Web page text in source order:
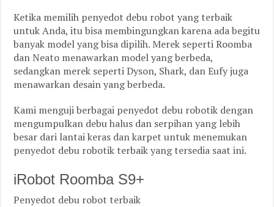
Ketika memilih penyedot debu robot yang terbaik
untuk Anda, itu bisa membingungkan karena ada begitu
banyak model yang bisa dipilih. Merek seperti Roomba
dan Neato menawarkan model yang berbeda,
sedangkan merek seperti Dyson, Shark, dan Eufy juga
menawarkan desain yang berbeda.
Kami menguji berbagai penyedot debu robotik dengan
mengumpulkan debu halus dan serpihan yang lebih
besar dari lantai keras dan karpet untuk menemukan
penyedot debu robotik terbaik yang tersedia saat ini.
iRobot Roomba S9+
Penyedot debu robot terbaik